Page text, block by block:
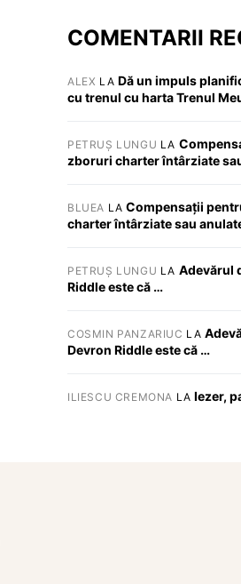
COMENTARII
ALEX LA Dă un impuls
cu trenul cu harta Trenul
PETRUȘ LUNGU LA
zboruri charter întârziate
BLUEA LACompensații
charter întârziate sau
PETRUȘ LUNGU LA Adevărul
Riddle este că …
COSMIN PANZARIUC LA
Devron Riddle este că …
ILIESCU CREMONA LA Iezer,